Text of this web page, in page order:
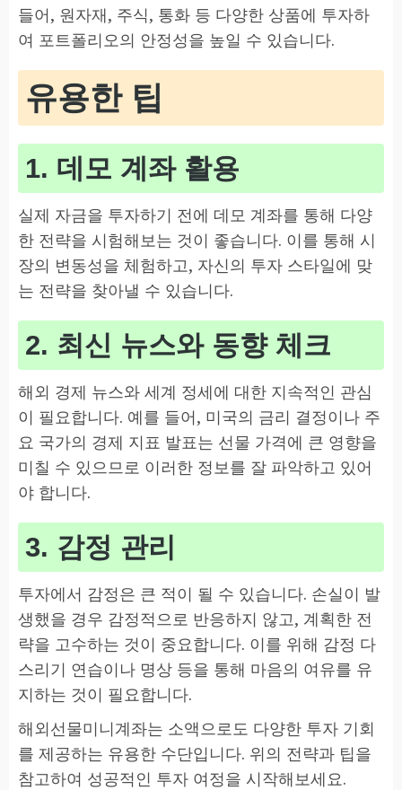
들어, 원자재, 주식, 통화 등 다양한 상품에 투자하
여 포트폴리오의 안정성을 높일 수 있습니다.
유용한 팁
1. 데모 계좌 활용
실제 자금을 투자하기 전에 데모 계좌를 통해 다양
한 전략을 시험해보는 것이 좋습니다. 이를 통해 시
장의 변동성을 체험하고, 자신의 투자 스타일에 맞
는 전략을 찾아낼 수 있습니다.
2. 최신 뉴스와 동향 체크
해외 경제 뉴스와 세계 정세에 대한 지속적인 관심
이 필요합니다. 예를 들어, 미국의 금리 결정이나 주
요 국가의 경제 지표 발표는 선물 가격에 큰 영향을
미칠 수 있으므로 이러한 정보를 잘 파악하고 있어
야 합니다.
3. 감정 관리
투자에서 감정은 큰 적이 될 수 있습니다. 손실이 발
생했을 경우 감정적으로 반응하지 않고, 계획한 전
략을 고수하는 것이 중요합니다. 이를 위해 감정 다
스리기 연습이나 명상 등을 통해 마음의 여유를 유
지하는 것이 필요합니다.
해외선물미니계좌는 소액으로도 다양한 투자 기회
를 제공하는 유용한 수단입니다. 위의 전략과 팁을
참고하여 성공적인 투자 여정을 시작해보세요.